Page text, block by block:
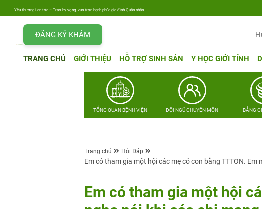
Yêu thương Lan tỏa – Trao hy vọng, vun trọn hạnh phúc gia đình Quân nhân
ĐĂNG KÝ KHÁM
TRANG CHỦ GIỚI THIỆU HỖ TRỢ SINH SẢN Y HỌC GIỚI TÍNH
TỔNG QUAN BỆNH VIỆN ĐỘI NGŨ CHUYÊN MÔN BẢNG
Trang chủ Hỏi Đáp
Em có tham gia một hội các mẹ có con bằng TTTON.
Em có tham gia một hội